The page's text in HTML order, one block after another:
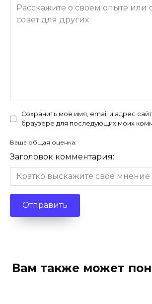
Сохранить моё имя, email и адрес
браузере для последующих моих
Ваша общая оценка:
Заголовок комментария:
Вам также может